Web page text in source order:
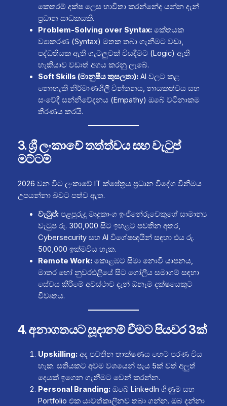
කෙතරම් දක්ෂ ලෙස භාවිතා කරන්නේද යන්න දැන්
ප්‍රධාන සාධකයකි.
Problem-Solving over Syntax:කේතයක
ව්‍යාකරණ (Syntax) මතක තබා ගැනීමට වඩා,
පද්ධතියක ඇති ගැටලුවක් විසඳීමට (Logic) ඇති
හැකියාව වඩාත් අගය කරනු ලැබේ.
Soft Skills (මානුෂීය කුසලතා):AI වලට කළ
නොහැකි නිර්මාණශීලී චින්තනය, නායකත්වය සහ
සංවේදී සන්නිවේදනය (Empathy) ඔබේ වටිනාකම
තීරණය කරයි.
3. ශ්‍රී ලංකාවේ තත්ත්වය සහ වැටුප්
මට්ටම්
2026 වන විට ලංකාවේ IT ක්ෂේත්‍රය ප්‍රධාන විදේශ විනිමය
උපයන්නා බවට පත්ව ඇත.
වැටුප්:පළපුරුදු මෘදුකාංග ඉංජිනේරුවෙකුගේ සාමාන්‍ය
වැටුප රු. 300,000 සිට ඉහළට පවතින අතර,
Cybersecurity සහ AI විශේෂඥයින් සඳහා එය රු.
500,000 ඉක්මවිය හැක.
Remote Work:කොළඹට සීමා නොවී යාපනය,
මාතර හෝ නුවරඑළියේ සිට ගෝලීය සමාගම් සඳහා
සේවය කිරීමේ අවස්ථාව දැන් ඕනෑම දක්ෂයෙකුට
විවෘතය.
4. අනාගතයට සූදානම් වීමට පියවර 3ක්
Upskilling:අද පවතින තාක්ෂණය හෙට පරණ විය
හැක. සතියකට අවම වශයෙන් පැය 5ක් වත් අලුත්
දෙයක් ඉගෙන ගැනීමට වෙන් කරන්න.
Personal Branding:ඔබේ LinkedIn ගිණුම සහ
Portfolio එක යාවත්කාලීනව තබා ගන්න. ඔබ දන්නා